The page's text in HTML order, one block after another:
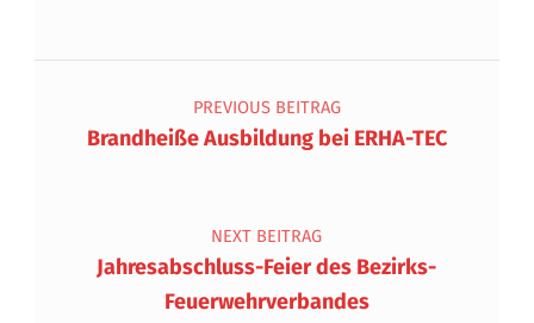
Beitragsnavigation
PREVIOUS BEITRAG
Brandheiße Ausbildung bei ERHA-TEC
NEXT BEITRAG
Jahresabschluss-Feier des Bezirks-
Feuerwehrverbandes